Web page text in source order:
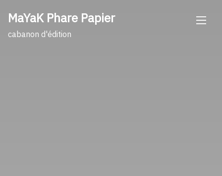
content
MaYaK Phare Papier
cabanon d'édition